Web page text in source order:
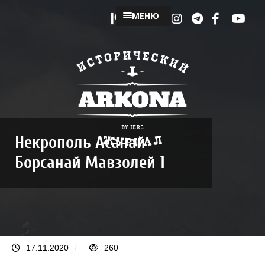
МЕНЮ
Некрополь Асанай
Борсанай Мавзолей 1
17.11.2020 / 260